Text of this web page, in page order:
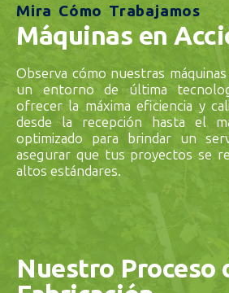
Mira Cómo Trabajamos
Máquinas en
Observa cómo nuestras
un entorno de última
ofrecer la máxima eficiencia y
desde la recepción hasta el
optimizado para brindar un
asegurar que tus proyectos se
altos estándares.
Nuestro Proceso